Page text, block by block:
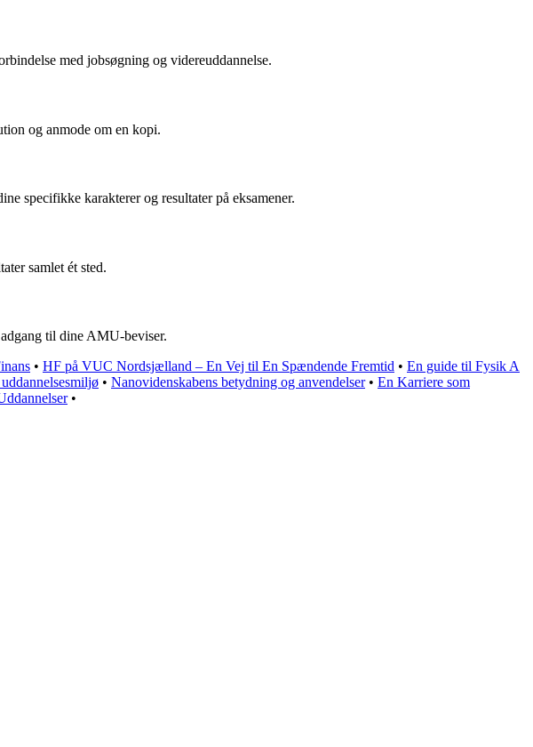
med jobsøgning og videreuddannelse.
og anmode om en kopi.
specifikke karakterer og resultater på eksamener.
samlet ét sted.
til dine AMU-beviser.
• HF på VUC Nordsjælland – En Vej til En Spændende Fremtid • En guide til Fysik A
• Nanovidenskabens betydning og anvendelser• En Karriere som
•